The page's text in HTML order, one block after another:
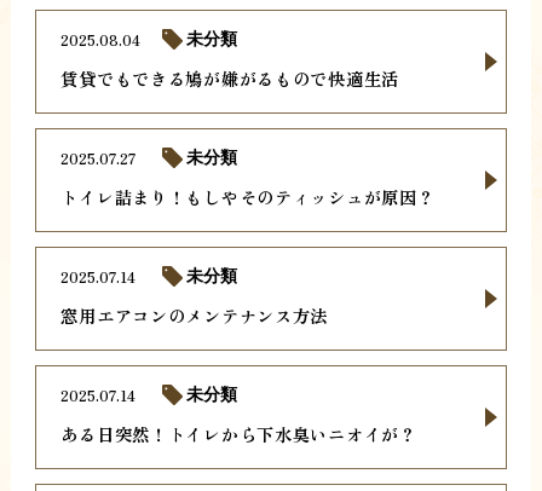
賃貸でもできる鳩が嫌がるもので快適生活
2025.08.04 未分類
トイレ詰まり！もしやそのティッシュが原因？
2025.07.27 未分類
窓用エアコンのメンテナンス方法
2025.07.14 未分類
ある日突然！トイレから下水臭いニオイが？
2025.07.14 未分類